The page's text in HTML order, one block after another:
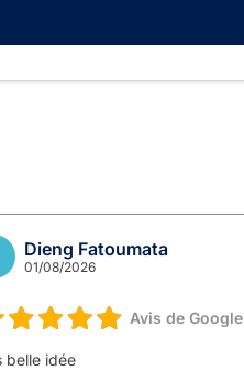
Dieng Fatoumata
01/08/2026
Avis de Google
belle idée